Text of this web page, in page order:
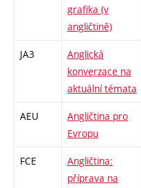
grafika (v
angličtině)
JA3
Anglická
konverzace na
aktuální témata
AEU
Angličtina pro
Evropu
FCE
Angličtina:
příprava na